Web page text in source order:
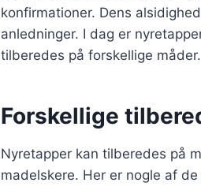
konfirmationer. Dens
anledninger. I dag er
tilberedes på forskellige måder.
Forskellige
Nyretapper kan tilberedes på
madelskere. Her er nogle af